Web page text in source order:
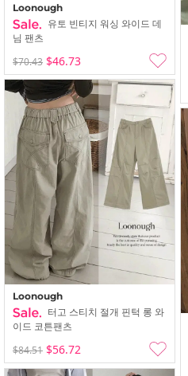
Loonough
유토 빈티지 워싱 와이드 데
님 팬츠
$70.43 $46.73
Loonough
터고 스티치 절개 핀턱 롱 와
이드 코튼팬츠
$84.51 $56.72